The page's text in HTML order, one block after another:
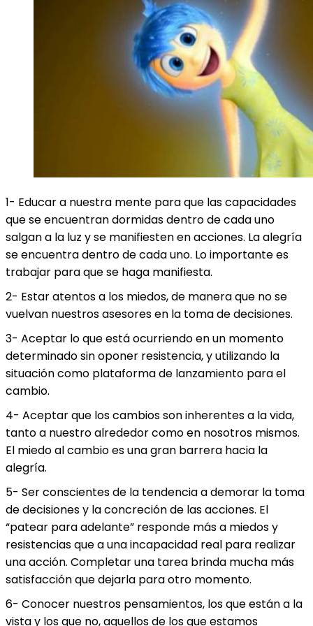
1- Educar a nuestra mente para que las capacidades
que se encuentran dormidas dentro de cada uno
salgan a la luz y se manifiesten en acciones. La alegría
se encuentra dentro de cada uno. Lo importante es
trabajar para que se haga manifiesta.
2- Estar atentos a los miedos, de manera que no se
vuelvan nuestros asesores en la toma de decisiones.
3- Aceptar lo que está ocurriendo en un momento
determinado sin oponer resistencia, y utilizando la
situación como plataforma de lanzamiento para el
cambio.
4- Aceptar que los cambios son inherentes a la vida,
tanto a nuestro alrededor como en nosotros mismos.
El miedo al cambio es una gran barrera hacia la
alegría.
5- Ser conscientes de la tendencia a demorar la toma
de decisiones y la concreción de las acciones. El
“patear para adelante” responde más a miedos y
resistencias que a una incapacidad real para realizar
una acción. Completar una tarea brinda mucha más
satisfacción que dejarla para otro momento.
6- Conocer nuestros pensamientos, los que están a la
vista y los que no, aquellos de los que estamos